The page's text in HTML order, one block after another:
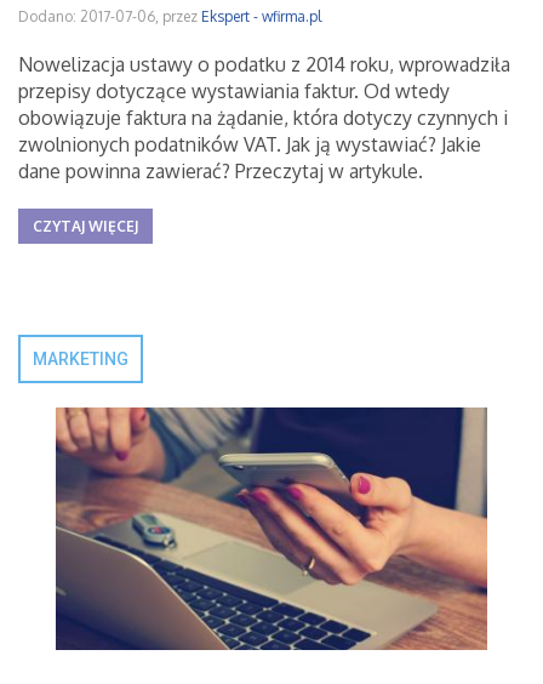
Dodano: 2017-07-06, przez Ekspert - wfirma.pl
Nowelizacja ustawy o podatku z 2014 roku, wprowadziła
przepisy dotyczące wystawiania faktur. Od wtedy
obowiązuje faktura na żądanie, która dotyczy czynnych i
zwolnionych podatników VAT. Jak ją wystawiać? Jakie
dane powinna zawierać? Przeczytaj w artykule.
CZYTAJ WIĘCEJ
MARKETING